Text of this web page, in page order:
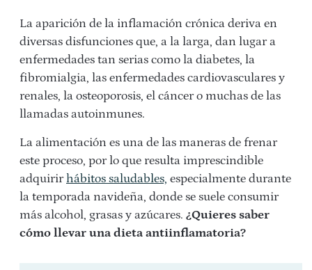
La aparición de la inflamación crónica deriva en
diversas disfunciones que, a la larga, dan lugar a
enfermedades tan serias como la diabetes, la
fibromialgia, las enfermedades cardiovasculares y
renales, la osteoporosis, el cáncer o muchas de las
llamadas autoinmunes.
La alimentación es una de las maneras de frenar
este proceso, por lo que resulta imprescindible
adquirirhábitos saludables, especialmente durante
la temporada navideña, donde se suele consumir
más alcohol, grasas y azúcares. ¿Quieres saber
cómo llevar una dieta antiinflamatoria?